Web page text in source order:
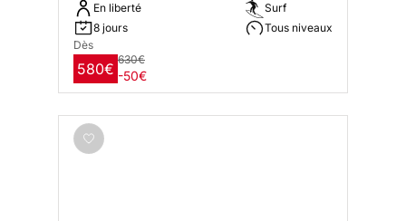
En liberté
8 jours
Surf
Tous niveaux
Dès
580€
630€
-50€